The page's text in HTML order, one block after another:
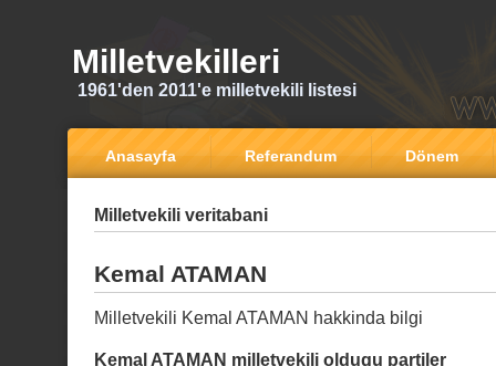
Milletvekilleri
1961'den 2011'e milletvekili listesi
Anasayfa Referandum Dönem
Milletvekili veritabani
Kemal ATAMAN
Milletvekili Kemal ATAMAN hakkinda bilgi
Kemal ATAMAN milletvekili oldugu partiler